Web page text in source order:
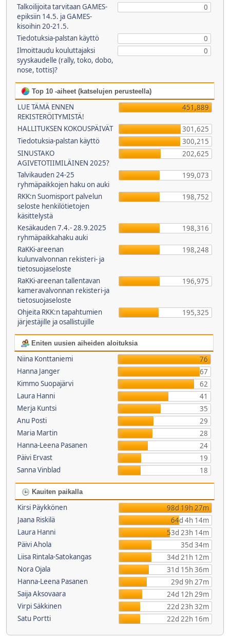
Talkoilijoita tarvitaan GAMES-
epiksiin 14.5. ja GAMES-
kisoihin 20-21.5.
0
Tiedotuksia-palstan käyttö
0
Ilmoittaudu kouluttajaksi
syyskaudelle (rally, toko, dobo,
nose, tottis)?
0
Top 10 -aiheet (katselujen perusteella)
LUE TÄMÄ ENNEN
REKISTERÖITYMISTÄ!
451,889
HALLITUKSEN KOKOUSPÄIVÄT
301,625
Tiedotuksia-palstan käyttö
300,215
SINUSTAKO
AGIVETOTIIMILÄINEN 2025?
202,625
Talvikauden 24-25
ryhmäpaikkojen haku on auki
199,073
RKK:n Suomisport palvelun
seloste henkilötietojen
käsittelystä
198,752
Kesäkauden 7.4.- 28.9.2025
ryhmäpaikkahaku auki
198,316
RaKKi-areenan
kulunvalvonnan rekisteri- ja
tietosuojaseloste
198,248
RaKKi-areenan tallentavan
kameravalvonnan rekisteri-ja
tietosuojaseloste
196,975
Ohjeita RKK:n tapahtumien
järjestäjille ja osallistujille
195,325
Eniten uusien aiheiden aloituksia
Niina Konttaniemi
76
Hanna Janger
67
Kimmo Suopajärvi
62
Laura Hanni
41
Merja Kuntsi
35
Anu Posti
29
Maria Martin
28
Hanna-Leena Pasanen
24
Päivi Ervast
19
Sanna Vinblad
18
Kauiten paikalla
Kirsi Päykkönen
98d 19h 27m
Jaana Riskilä
64d 4h 14m
Laura Hanni
53d 23h 14m
Päivi Ahola
35d 34m
Liisa Rintala-Satokangas
34d 21h 12m
Nora Ojala
31d 15h 36m
Hanna-Leena Pasanen
29d 9h 27m
Saija Aksovaara
24d 12h 29m
Virpi Säkkinen
22d 23h 32m
Satu Portti
22d 22h 16m